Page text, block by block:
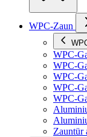
WPC-Zaun
WPC-
WPC-
WPC-
WPC-
WPC-
Zauntür